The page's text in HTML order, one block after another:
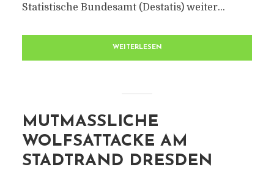
Statistische Bundesamt (Destatis) weiter...
WEITERLESEN
MUTMASSLICHE W
OLFSATTACKE AM S
TADTRAND DRESDEN